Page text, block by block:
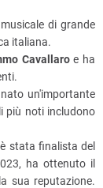
di grande
italiana.
Cavallaroe ha
un'importante
più noti includono
stata finalista del
ha ottenuto il
sua reputazione.